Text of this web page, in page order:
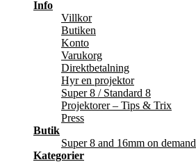
Info
Villkor
Butiken
Konto
Varukorg
Direktbetalning
Hyr en projektor
Super 8 / Standard 8
Projektorer – Tips & Trix
Press
Butik
Super 8 and 16mm on demand
Kategorier